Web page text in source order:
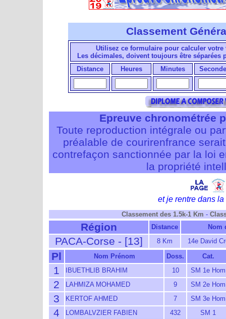
Classement
Utilisez ce formulaire pour calculer votre
Les décimales, doivent toujours être séparées
Distance
Heures Minutes
Epreuve chronométrée
Toute reproduction intégrale ou
préalable de courirenfrance
contrefaçon sanctionnée par la loi
la propriété
et je rentre dans la
Classement des 1.5k-1 Km -
Région Distance Nom
PACA-Corse - [13] 8 Km 14e David
Pl Nom Prénom Doss. Cat.
1 IBUETHLIB BRAHIM 10 SM 1e Hom
2 LAHMIZA MOHAMED 9 SM 2e Hom
3 KERTOF AHMED 7 SM 3e Hom
4 LOMBALVZIER FABIEN 432 SM 1